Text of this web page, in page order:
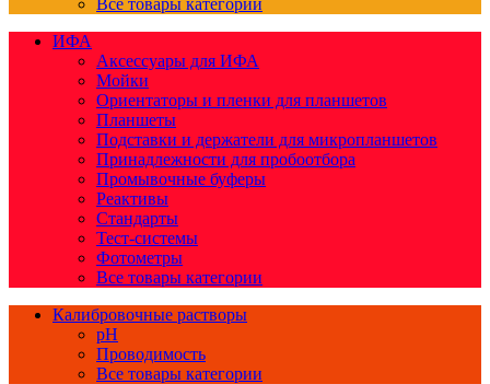
Все товары категории
ИФА
Аксессуары для ИФА
Мойки
Ориентаторы и пленки для планшетов
Планшеты
Подставки и держатели для микропланшетов
Принадлежности для пробоотбора
Промывочные буферы
Реактивы
Стандарты
Тест-системы
Фотометры
Все товары категории
Калибровочные растворы
pH
Проводимость
Все товары категории